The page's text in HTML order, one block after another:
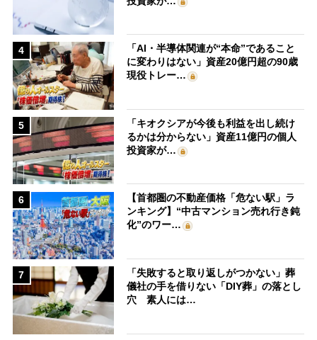
4
「AI・半導体関連が“本命”であること
に変わりはない」資産20億円超の90歳
現役トレー…
5
「キオクシアが今後も利益を出し続け
るかは分からない」資産11億円の個人
投資家が…
6
【首都圏の不動産価格「危ない駅」ラ
ンキング】“中古マンション売れ行き鈍
化”のワー…
7
「失敗すると取り返しがつかない」葬
儀社の手を借りない「DIY葬」の落とし
穴 素人には…